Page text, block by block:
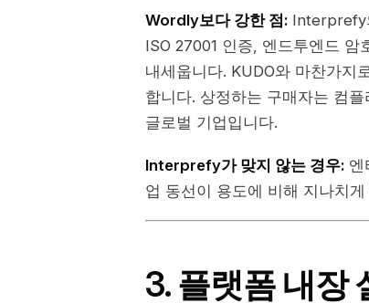
Wordly보다 강한 점: Interprefy
ISO 27001 인증, 엔드투엔드
내세웁니다. KUDO와 마찬가지
합니다. 상정하는 구매자는 컴
글로벌 기업입니다.
Interprefy가 맞지 않는 경우: 엔
업 동선이 용도에 비해 지나치
3. 플랫폼 내장